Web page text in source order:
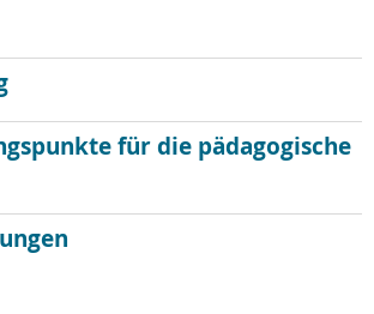
für die pädagogische